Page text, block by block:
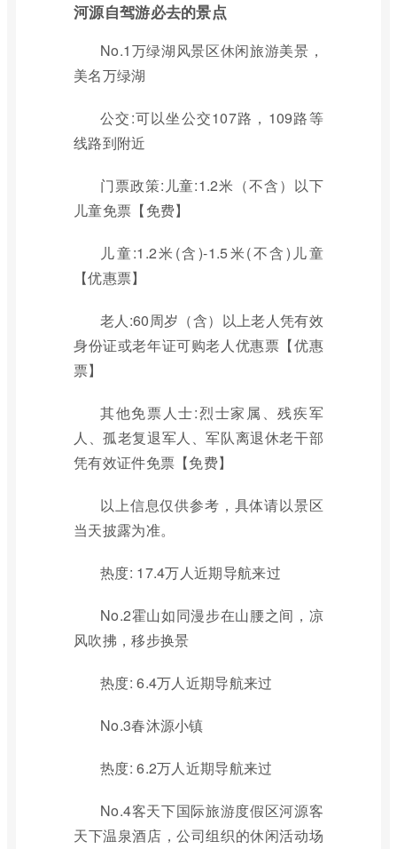
河源自驾游必去的景点
No.1万绿湖风景区休闲旅游美景，
美名万绿湖
公交:可以坐公交107路，109路等
线路到附近
门票政策:儿童:1.2米（不含）以下
儿童免票【免费】
儿童:1.2米(含)-1.5米(不含)儿童
【优惠票】
老人:60周岁（含）以上老人凭有效
身份证或老年证可购老人优惠票【优惠
票】
其他免票人士:烈士家属、残疾军
人、孤老复退军人、军队离退休老干部
凭有效证件免票【免费】
以上信息仅供参考，具体请以景区
当天披露为准。
热度: 17.4万人近期导航来过
No.2霍山如同漫步在山腰之间，凉
风吹拂，移步换景
热度: 6.4万人近期导航来过
No.3春沐源小镇
热度: 6.2万人近期导航来过
No.4客天下国际旅游度假区河源客
天下温泉酒店，公司组织的休闲活动场